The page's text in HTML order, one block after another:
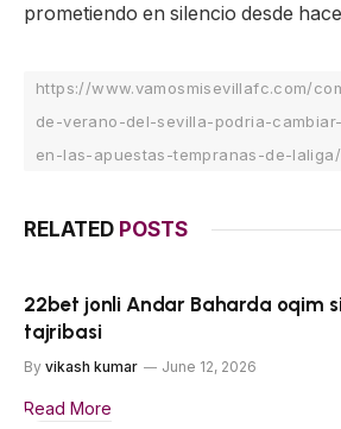
prometiendo en silencio desde
https://www.vamosmisevillafc.com/
de-verano-del-sevilla-podria-
en-las-apuestas-tempranas-de-laliga/
RELATED POSTS
22bet jonli Andar Baharda oqim
tajribasi
By vikash kumar June 12, 2026
Read More